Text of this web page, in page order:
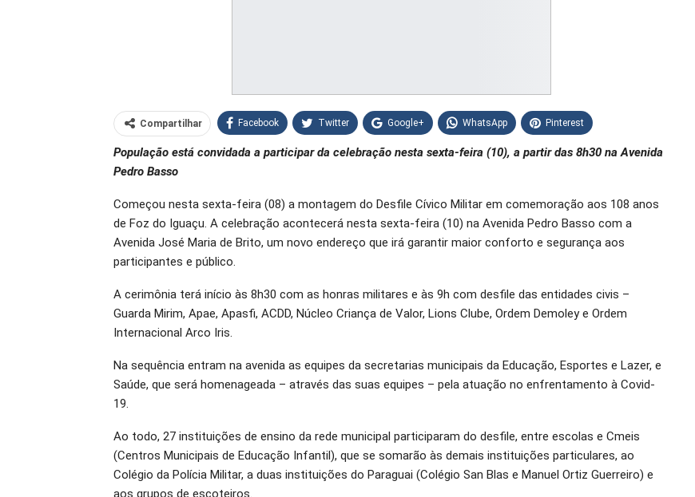
Compartilhar Facebook Twitter Google+ WhatsApp Pinterest
O email
População está convidada a participar da celebração nesta sexta-feira (10), a partir das 8h30 na Avenida
Pedro Basso
Começou nesta sexta-feira (08) a montagem do Desfile Cívico Militar em comemoração aos 108 anos
de Foz do Iguaçu. A celebração acontecerá nesta sexta-feira (10) na Avenida Pedro Basso com a
Avenida José Maria de Brito, um novo endereço que irá garantir maior conforto e segurança aos
participantes e público.
A cerimônia terá início às 8h30 com as honras militares e às 9h com desfile das entidades civis –
Guarda Mirim, Apae, Apasfi, ACDD, Núcleo Criança de Valor, Lions Clube, Ordem Demoley e Ordem
Internacional Arco Iris.
Na sequência entram na avenida as equipes da secretarias municipais da Educação, Esportes e Lazer, e
Saúde, que será homenageada – através das suas equipes – pela atuação no enfrentamento à Covid-
19.
Ao todo, 27 instituições de ensino da rede municipal participaram do desfile, entre escolas e Cmeis
(Centros Municipais de Educação Infantil), que se somarão às demais instituições particulares, ao
Colégio da Polícia Militar, a duas instituições do Paraguai (Colégio San Blas e Manuel Ortiz Guerreiro) e
aos grupos de escoteiros.